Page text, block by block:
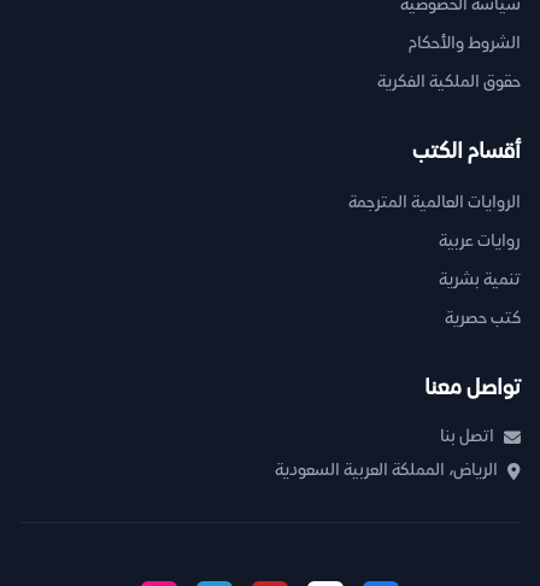
سياسة الخصوصية
الشروط والأحكام
حقوق الملكية الفكرية
أقسام الكتب
الروايات العالمية المترجمة
روايات عربية
تنمية بشرية
كتب حصرية
تواصل معنا
اتصل بنا
الرياض، المملكة العربية السعودية